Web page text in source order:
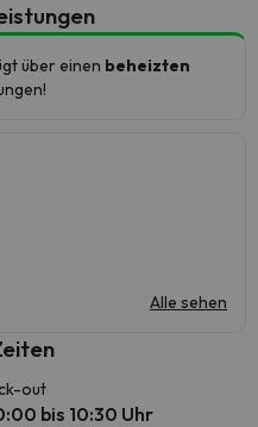
über einen beheizten
Alle sehen
out
bis 10:30 Uhr